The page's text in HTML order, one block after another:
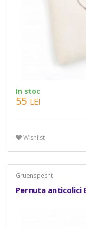
In stoc
55 LEI
Wishlist
Gruenspecht
Pernuta anticolici